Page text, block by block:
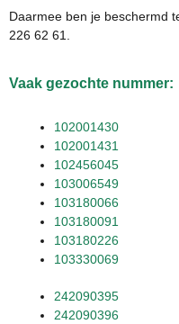
Daarmee ben je beschermd
226 62 61.
Vaak gezochte nummer:
102001430
102001431
102456045
103006549
103180066
103180091
103180226
103330069
242090395
242090396